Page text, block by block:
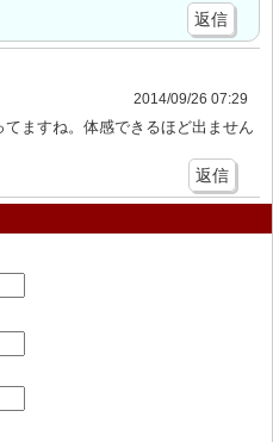
返信
2014/09/26 07:29
ますね。体感できるほど出ません
返信